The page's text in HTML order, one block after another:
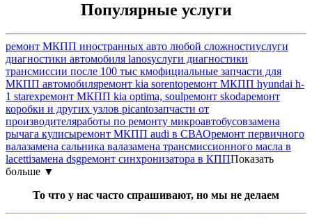
Популярные услуги
ремонт МКПП иностранных авто любой сложностиуслуги
диагностики автомобиля lanosуслуги диагностики
трансмиссии после 100 тыс кмофициальные запчасти для
МКПП автомобиляремонт kia sorentoремонт МКПП hyundai h-
1 starexремонт МКПП kia optima, soulремонт skodaремонт
коробки и других узлов picantoзапчасти от
производителяработы по ремонту микроавтобусовзамена
рычага кулисыремонт МКПП audi в СВАОремонт первичного
валазамена сальника валазамена трансмиссионного масла в
lacettiзамена dsgремонт синхронизатора в КПППоказать
больше ▼
То что у нас часто спрашивают, но мы не делаем